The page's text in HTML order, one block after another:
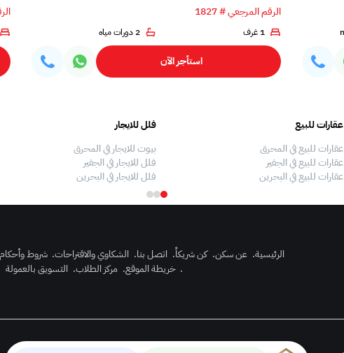
الرقم المرجعي # 1827
1 غرف 2 دورات مياه
استأجر الآن
عقارات للبيع
عقارات للبيع في المحرق
عقارات للبيع في الجفير
عقارات للبيع في البحرين
فلل للايجار
بيوت للايجار في المحرق
فلل للايجار في الجفير
فلل للايجار في البحرين
الرئيسية. عن سكن. كن شريكاً. اتصل بنا. الشكاوي والاقتراحات. شروط
. خريطة الموقع. مركز الطلاب. التسويق بالعمولة